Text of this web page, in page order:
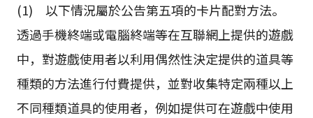
(1) 以下情況屬於公告第五項的卡片配對方法。
透過手機終端或電腦終端等在互聯網上提供的遊戲
中，對遊戲使用者以利用偶然性決定提供的道具等
種類的方法進行付費提供，並對收集特定兩種以上
不同種類道具的使用者，例如提供可在遊戲中使用